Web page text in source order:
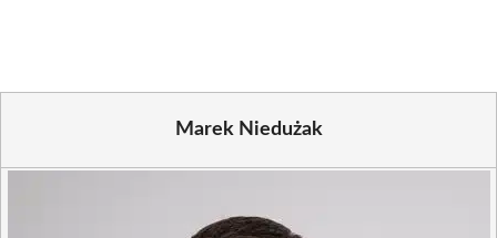
Marek Niedużak